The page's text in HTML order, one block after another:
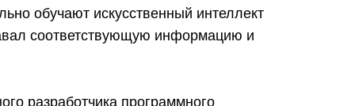
обучают искусственный интеллект
соответствующую информацию и
разработчика программного